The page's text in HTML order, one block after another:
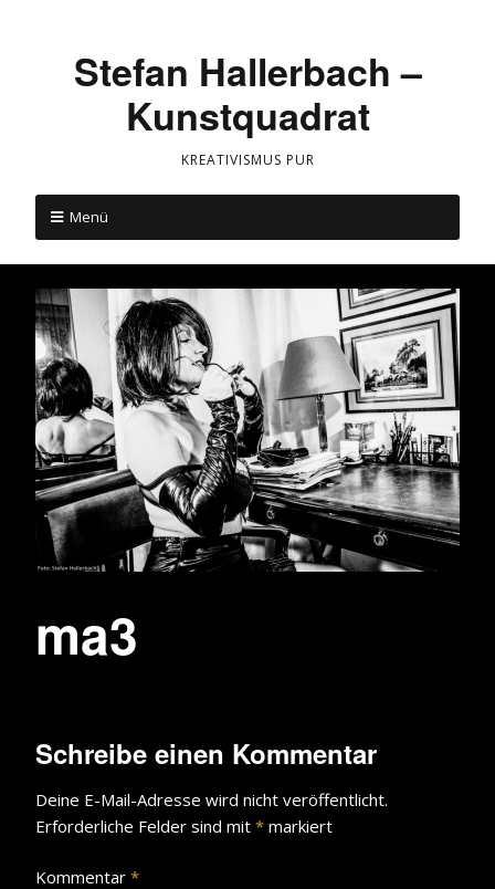
Stefan Hallerbach –
Kunstquadrat
KREATIVISMUS PUR
Menü
ma3
Schreibe einen Kommentar
Deine E-Mail-Adresse wird nicht veröffentlicht.
Erforderliche Felder sind mit * markiert
Kommentar *